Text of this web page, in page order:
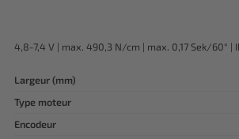
4,8-7,4 V | max. 490,3 N/cm | max. 0,17 Sek/60° |
Largeur (mm)
Type moteur
Encodeur